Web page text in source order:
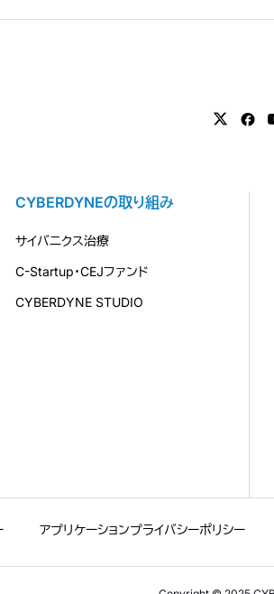
CYBERDYNEの取り組み
サイバニクス治療
C-Startup・CEJファンド
CYBERDYNE STUDIO
アプリケーションプライバシーポリシー